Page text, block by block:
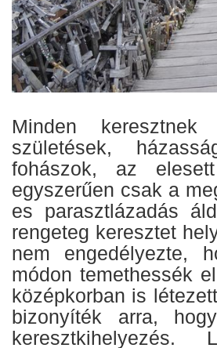
Minden
születések,
fohászok, az
egyszerűen csak a
es parasztlázadás
rengeteg keresztet
nem engedélyezte,
módon temethessék
középkorban is
bizonyíték arra,
keresztkihelyezés.